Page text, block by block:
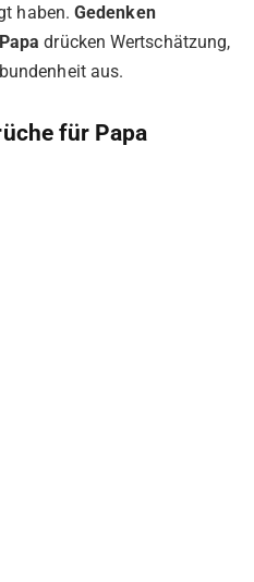
haben.Gedenken
drücken Wertschätzung,
aus.
für Papa